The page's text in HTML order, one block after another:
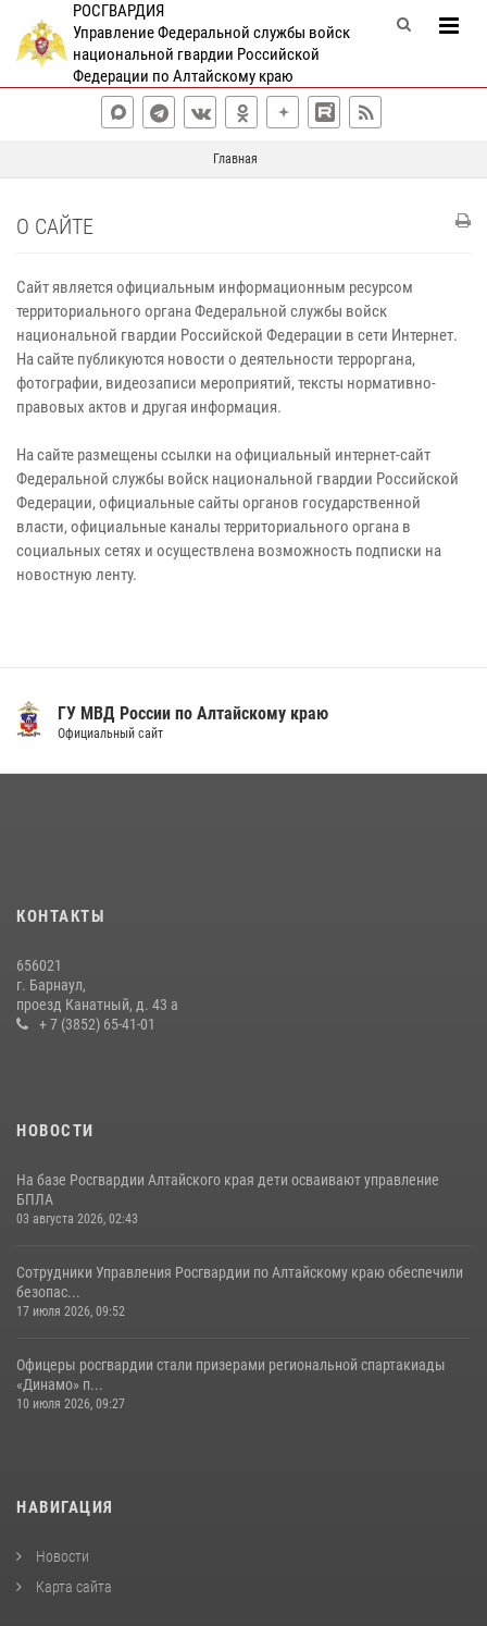
РОСГВАРДИЯ
Управление Федеральной службы войск
национальной гвардии Российской
Федерации по Алтайскому краю
Главная
О САЙТЕ
Сайт является официальным информационным ресурсом
территориального органа Федеральной службы войск
национальной гвардии Российской Федерации в сети Интернет.
На сайте публикуются новости о деятельности терроргана,
фотографии, видеозаписи мероприятий, тексты нормативно-
правовых актов и другая информация.
На сайте размещены ссылки на официальный интернет-сайт
Федеральной службы войск национальной гвардии Российской
Федерации, официальные сайты органов государственной
власти, официальные каналы территориального органа в
социальных сетях и осуществлена возможность подписки на
новостную ленту.
ГУ МВД России по Алтайскому краю
Официальный сайт
КОНТАКТЫ
656021
г. Барнаул,
проезд Канатный, д. 43 а
+ 7 (3852) 65-41-01
НОВОСТИ
На базе Росгвардии Алтайского края дети осваивают управление
БПЛА
03 августа 2026, 02:43
Сотрудники Управления Росгвардии по Алтайскому краю обеспечили
безопас...
17 июля 2026, 09:52
Офицеры росгвардии стали призерами региональной спартакиады
«Динамо» п...
10 июля 2026, 09:27
НАВИГАЦИЯ
Новости
Карта сайта